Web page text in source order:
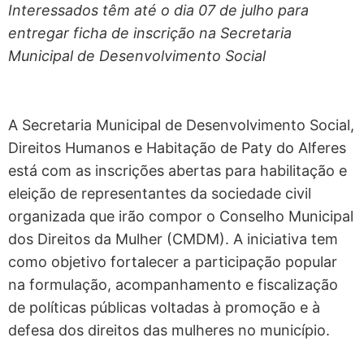
Interessados têm até o dia 07 de julho para
entregar ficha de inscrição na Secretaria
Municipal de Desenvolvimento Social
A Secretaria Municipal de Desenvolvimento Social,
Direitos Humanos e Habitação de Paty do Alferes
está com as inscrições abertas para habilitação e
eleição de representantes da sociedade civil
organizada que irão compor o Conselho Municipal
dos Direitos da Mulher (CMDM). A iniciativa tem
como objetivo fortalecer a participação popular
na formulação, acompanhamento e fiscalização
de políticas públicas voltadas à promoção e à
defesa dos direitos das mulheres no município.